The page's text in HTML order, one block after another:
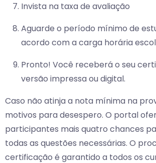
Invista na taxa de avaliação
Aguarde o período mínimo de
acordo com a carga horária
Pronto! Você receberá o seu
versão impressa ou digital.
Caso não atinja a nota mínima na
motivos para desespero. O portal
participantes mais quatro chances
todas as questões necessárias. O
certificação é garantido a todos os